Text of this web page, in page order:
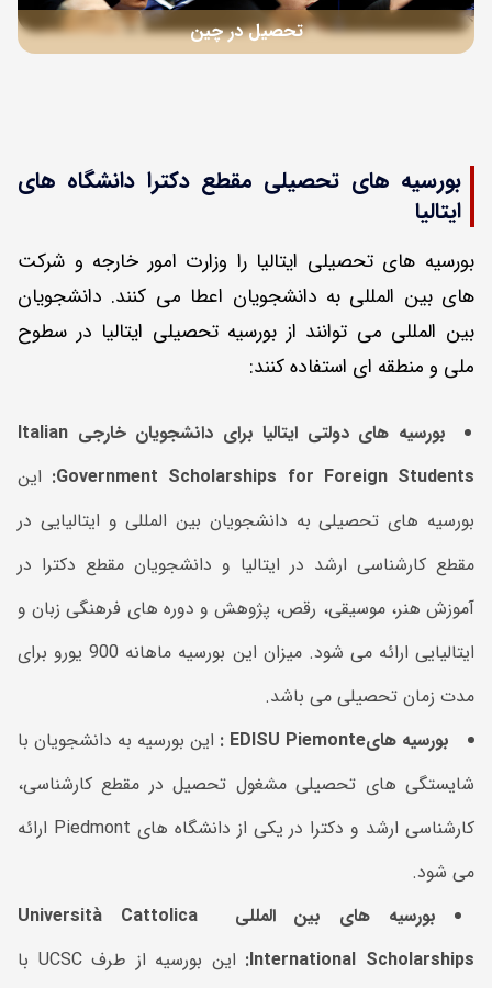
تحصیل در چین
بورسیه های تحصیلی مقطع دکترا دانشگاه های
ایتالیا
بورسیه های تحصیلی ایتالیا را وزارت امور خارجه و شرکت
های بین المللی به دانشجویان اعطا می کنند. دانشجویان
بین المللی می توانند از بورسیه تحصیلی ایتالیا در سطوح
ملی و منطقه ای استفاده کنند:
بورسیه های دولتی ایتالیا برای دانشجویان خارجی Italian
Government Scholarships for Foreign Students
: این
بورسیه های تحصیلی به دانشجویان بین المللی و ایتالیایی در
مقطع کارشناسی ارشد در ایتالیا و دانشجویان مقطع دکترا در
آموزش هنر، موسیقی، رقص، پژوهش و دوره های فرهنگی زبان و
ایتالیایی ارائه می شود. میزان این بورسیه ماهانه 900 یورو برای
مدت زمان تحصیلی می باشد.
بورسیه هایEDISU Piemonte
: این بورسیه به دانشجویان با
شایستگی های تحصیلی مشغول تحصیل در مقطع کارشناسی،
کارشناسی ارشد و دکترا در یکی از دانشگاه های Piedmont ارائه
می شود.
بورسیه های بین المللی
Università Cattolica
International Scholarships
: این بورسیه از طرف UCSC با